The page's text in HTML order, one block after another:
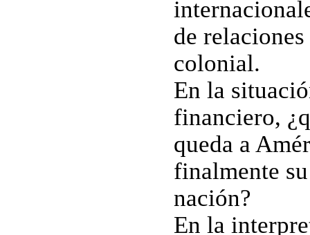
de
colonial.
En la
financiero,
queda a
finalmente
nación?
En la